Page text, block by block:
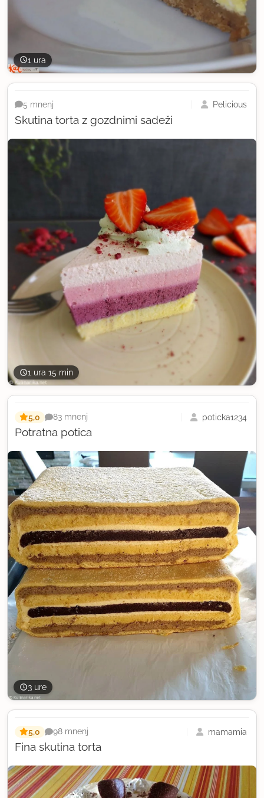
1 ura
1 ura 15 min
Skutina torta z gozdnimi sadeži
5 mnenj Pelicious
3 ure
Potratna potica
5,0 83 mnenj poticka1234
Fina skutina torta
5,0 98 mnenj mamamia